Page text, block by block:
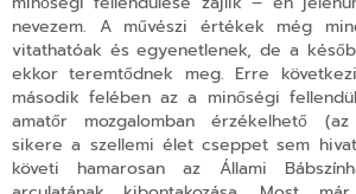
nevezem. A művészi értékek még
vitathatóak és egyenetlenek, de a
ekkor teremtődnek meg. Erre
második felében az a minőségi
amatőr mozgalomban érzékelhető (az
sikere a szellemi élet cseppet sem
követi hamarosan az Állami